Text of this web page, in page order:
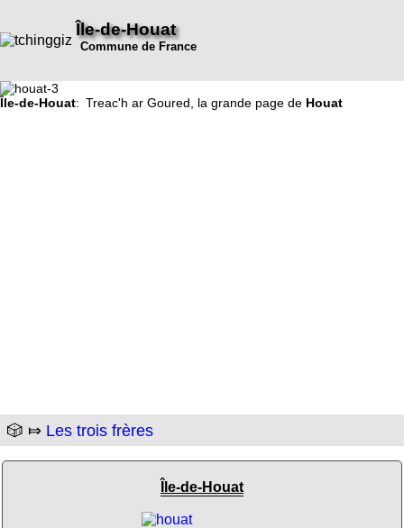
Île-de-Houat
Commune de France
Île-de-Houat: Treac'h ar Goured, la grande page de Houat
🎲 ⤇ Les trois frères
Île-de-Houat